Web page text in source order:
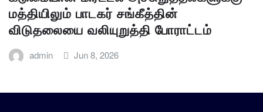
மத்தியிலும் பாடகர் சங்கீத்தின்
விடுதலையை வலியுறுத்தி போராட்டம்
admin Jun 8, 2026